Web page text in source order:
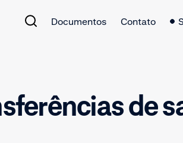
Documentos Contato
de